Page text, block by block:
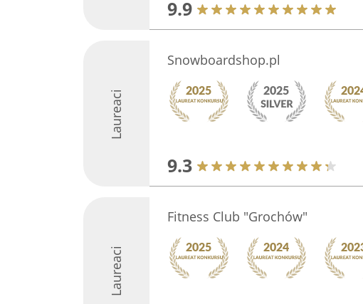
9.9
Laureaci
Snowboardshop.pl
9.3
Laureaci
Fitness Club "Grochów"